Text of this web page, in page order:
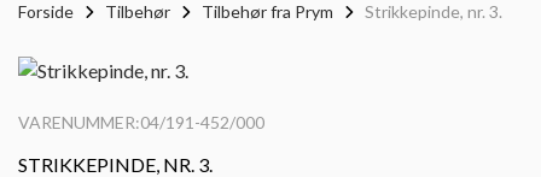
Forside Tilbehør Tilbehør fra Prym Strikkepinde, nr. 3.
VARENUMMER:04/191-452/000
STRIKKEPINDE, NR. 3.